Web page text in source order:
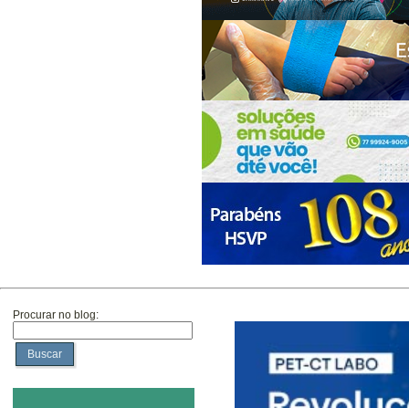
Procurar no blog:
Buscar